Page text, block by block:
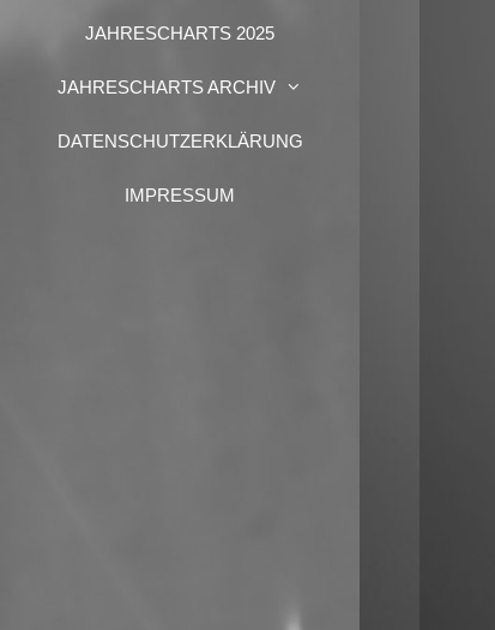
JAHRESCHARTS 2025
JAHRESCHARTS ARCHIV
DATENSCHUTZERKLÄRUNG
IMPRESSUM